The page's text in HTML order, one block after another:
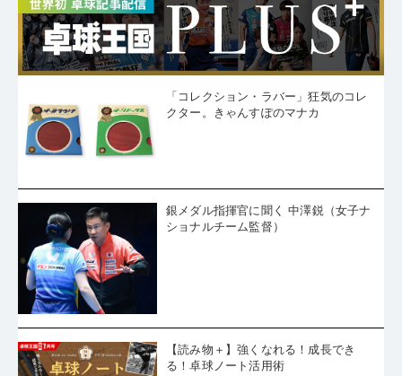
「コレクション・ラバー」狂気のコレ
クター。きゃんすぽのマナカ
銀メダル指揮官に聞く 中澤鋭（女子ナ
ショナルチーム監督）
【読み物＋】強くなれる！成長でき
る！卓球ノート活用術